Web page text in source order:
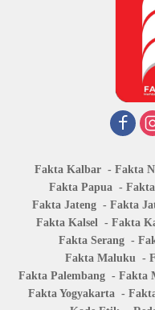
Fakta Kalbar Fakta
Fakta Papua
Fakta Jateng
Fakta
Fakta Kalsel
Fakta
Fakta Serang
Fakta Maluku
Fakta Palembang
Fakta
Fakta Yogyakarta